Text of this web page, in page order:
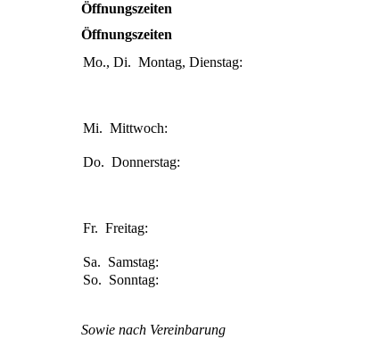
Öffnungszeiten
Öffnungszeiten
Mo., Di. Montag, Dienstag:
Mi. Mittwoch:
Do. Donnerstag:
Fr. Freitag:
Sa. Samstag:
So. Sonntag:
Sowie nach Vereinbarung